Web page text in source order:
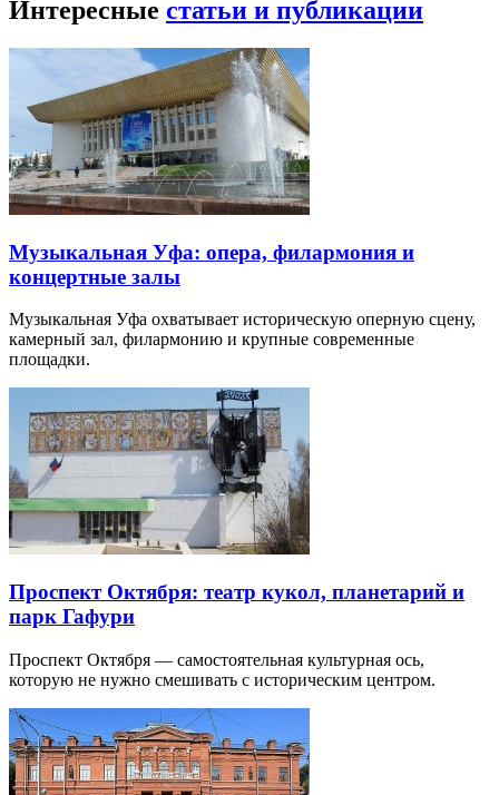
Интересные статьи и публикации
Музыкальная Уфа: опера, филармония и
концертные залы
Музыкальная Уфа охватывает историческую оперную сцену,
камерный зал, филармонию и крупные современные
площадки.
Проспект Октября: театр кукол, планетарий и
парк Гафури
Проспект Октября — самостоятельная культурная ось,
которую не нужно смешивать с историческим центром.